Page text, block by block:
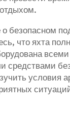
безопасном
что яхта
всеми
средствами
условия